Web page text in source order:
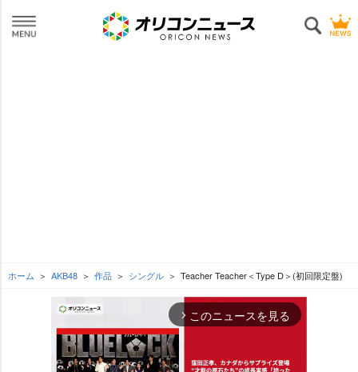
ホーム AKB48 作品 シングル Teacher Teacher＜Type D＞(初回限定盤)
arrow_forward_ios このニュースを見る